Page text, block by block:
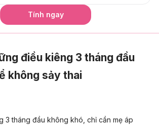
Tính ngay
điều kiêng 3 tháng đầu
không sảy thai
3 tháng đầu không khó, chỉ cần mẹ áp